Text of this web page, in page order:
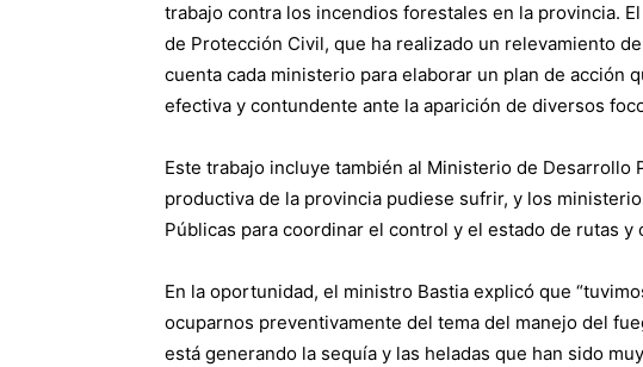
trabajo contra los incendios forestales en la provincia.
de Protección Civil, que ha realizado un relevamiento
cuenta cada ministerio para elaborar un plan de acción
efectiva y contundente ante la aparición de diversos
Este trabajo incluye también al Ministerio de Desarrollo
productiva de la provincia pudiese sufrir, y los
Públicas para coordinar el control y el estado de rutas y
En la oportunidad, el ministro Bastia explicó que
ocuparnos preventivamente del tema del manejo del
está generando la sequía y las heladas que han sido